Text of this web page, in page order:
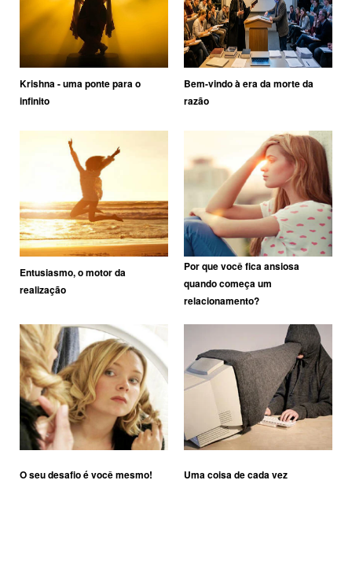
Krishna - uma ponte para o
infinito
Bem-vindo à era da morte da
razão
Entusiasmo, o motor da
realização
Por que você fica ansiosa
quando começa um
relacionamento?
O seu desafio é você mesmo! Uma coisa de cada vez